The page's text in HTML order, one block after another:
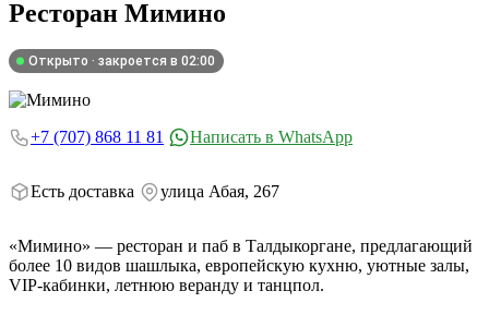
Ресторан Мимино
Открыто · закроется в 02:00
+7 (707) 868 11 81 Написать в WhatsApp
Есть доставка улица Абая, 267
«Мимино» — ресторан и паб в Талдыкоргане, предлагающий
более 10 видов шашлыка, европейскую кухню, уютные залы,
VIP-кабинки, летнюю веранду и танцпол.